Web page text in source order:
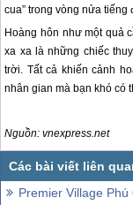
cua” trong vòng nửa tiếng
Hoàng hôn như một quả
xa xa là những chiếc
trời. Tất cả khiến cảnh
nhân gian mà bạn khó có
Nguồn: vnexpress.net
Premier Village